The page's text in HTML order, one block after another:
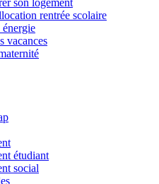
son logement
rentrée scolaire
énergie
vacances
étudiant
social